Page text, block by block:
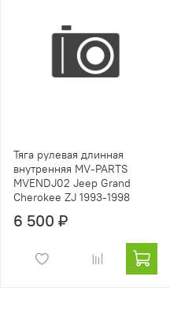
Тяга рулевая длинная
внутренняя MV-PARTS
MVENDJ02 Jeep Grand
Cherokee ZJ 1993-1998
6 500 ₽